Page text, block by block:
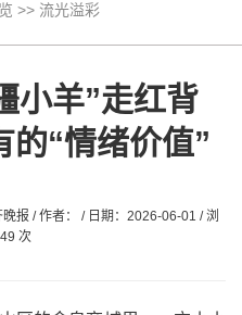
>> 流光溢彩
小羊”走红背
的“情绪价值”
报 / 作者： / 日期：2026-06-01 / 浏
次